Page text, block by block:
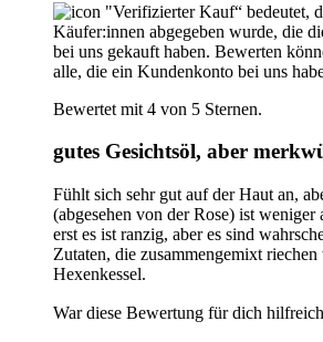
"Verifizierter Kauf“ bedeutet,
Käufer:innen abgegeben wurde, die
bei uns gekauft haben. Bewerten
alle, die ein Kundenkonto bei uns
Bewertet mit 4 von 5 Sternen.
gutes Gesichtsöl, aber
Fühlt sich sehr gut auf der Haut an,
(abgesehen von der Rose) ist weniger
erst es ist ranzig, aber es sind
Zutaten, die zusammengemixt riechen
Hexenkessel.
War diese Bewertung für dich